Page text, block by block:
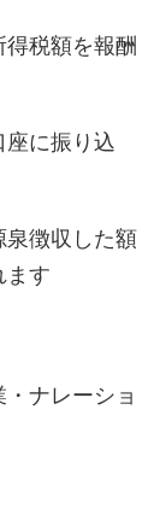
得税額を報酬
座に振り込
泉徴収した額
ます
ナレーショ